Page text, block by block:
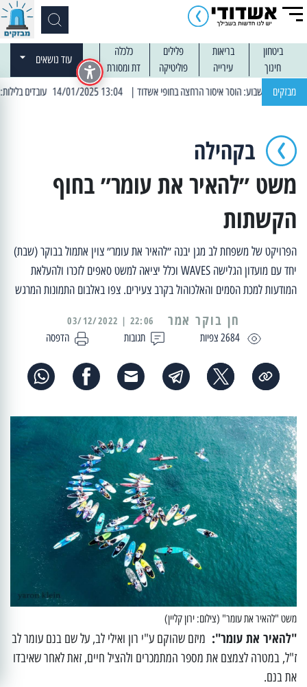
ביטחון בריאות פלילים
כלכלה
חינוך
עירייה פוליטיקה דת ומסורת
עוד נושאים
מבזקים | 13:04 14/01/2025 עובדים בלילות: עבודות קרצוף וריבוד אספלט
בקהילה
משט ״להאיר את עומר״ בחוף
הקשתות
הפרויקט של משפחת לב מגן יבנה ״להאיר את עומר״ צוין אתמול בבוקר (שבת)
יחד עם מועדון הגלישה WAVES וכלל יציאה למשט סאפים לזכרו ולהעלאת
המודעות למכת הסמים והאלכוהול בקרב צעירים. צפו באלבום התמונות המרגש
2684 צפיות תגובות הדפסה
22:06 | 03/12/2022
משט "להאיר את עומר" (צילום: ירון קליין)
"להאיר את עומר": מיזם שהוקם ע"י רון ואילי לב, על שם בנם עומר לב
ז"ל, במטרה לצמצם את מספר המתמכרים ולהציל חיים, זאת לאחר שאיבדו
את בנם.